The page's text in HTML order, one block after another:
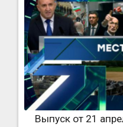
Выпуск от 21